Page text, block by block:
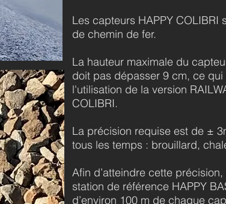
Les capteurs HAPPY COLIBRI
de chemin de fer.
La hauteur maximale du
doit pas dépasser 9 cm, ce
l'utilisation de la version
COLIBRI.
La précision requise est de ±
tous les temps : brouillard,
Afin d’atteindre cette
station de référence HAPPY
d’environ 100 m de chaque